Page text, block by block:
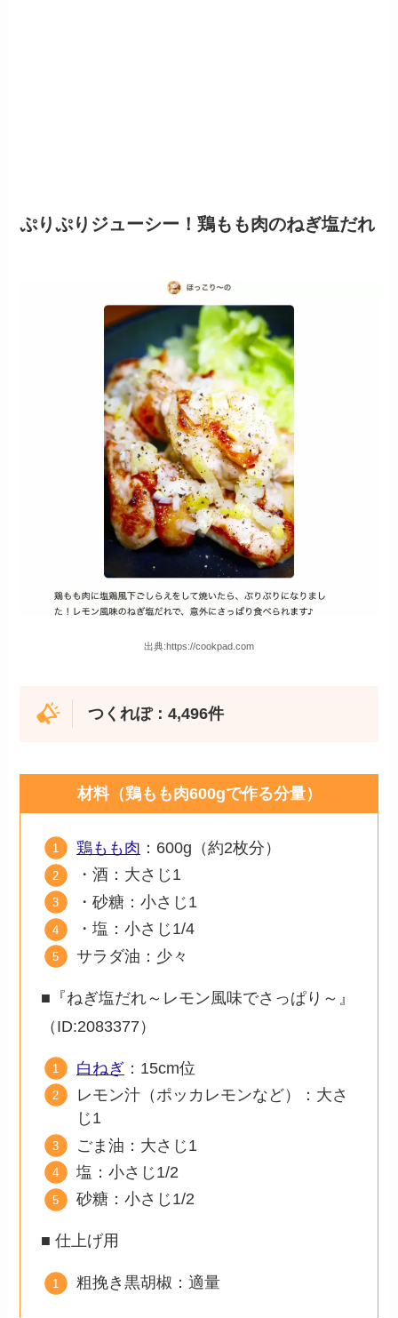
ぷりぷりジューシー！鶏もも肉のねぎ塩だれ
出典:https://cookpad.com
つくれぽ：4,496件
材料（鶏もも肉600gで作る分量）
鶏もも肉 ：600g（約2枚分）
・酒：大さじ1
・砂糖：小さじ1
・塩：小さじ1/4
サラダ油：少々
■『ねぎ塩だれ～レモン風味でさっぱり～』
（ID:2083377）
白ねぎ ：15cm位
レモン汁（ポッカレモンなど）：大さ
じ1
ごま油：大さじ1
塩：小さじ1/2
砂糖：小さじ1/2
■ 仕上げ用
粗挽き黒胡椒：適量